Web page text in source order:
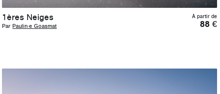
1ères Neiges
Par Paulin·e Goasmat
À partir de
88€